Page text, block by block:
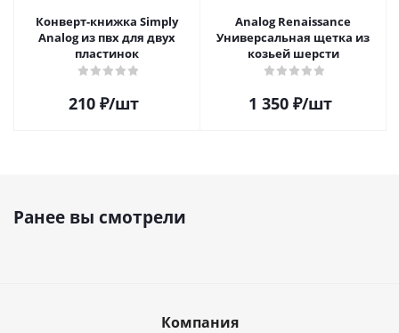
Конверт-книжка Simply
Analog из пвх для двух
пластинок
210 ₽/шт
Analog Renaissance
Универсальная щетка из
козьей шерсти
1 350₽/шт
Ранее вы смотрели
Компания